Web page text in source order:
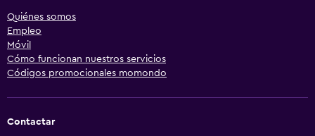
Quiénes somos
Empleo
Móvil
Cómo funcionan nuestros servicios
Códigos promocionales momondo
Contactar